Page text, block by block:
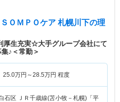
ＯＭＰＯケア 札幌川下の理
厚生充実☆大手グループ会社にて
♪＜常勤＞
25.0万円～28.5万円 程度
石区 ＪＲ千歳線(苫小牧－札幌)「平